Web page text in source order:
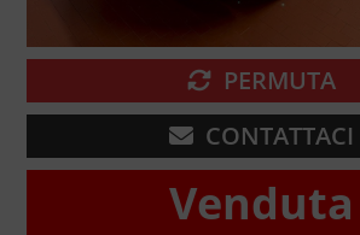
PERMUTA
CONTATTACI
Venduta